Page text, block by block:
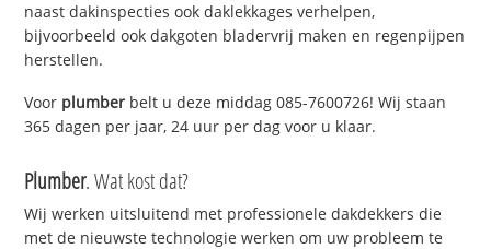
naast dakinspecties ook daklekkages verhelpen,
bijvoorbeeld ook dakgoten bladervrij maken en regenpijpen
herstellen.
Voor plumber belt u deze middag 085-7600726! Wij staan
365 dagen per jaar, 24 uur per dag voor u klaar.
Plumber. Wat kost dat?
Wij werken uitsluitend met professionele dakdekkers die
met de nieuwste technologie werken om uw probleem te